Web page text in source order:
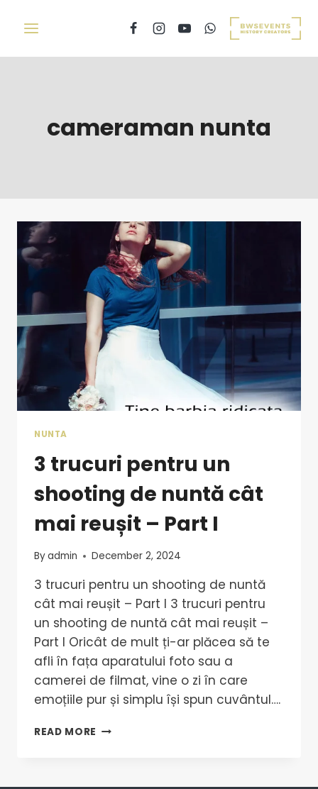
cameraman nunta
NUNTA
3 trucuri pentru un
shooting de nuntă cât
mai reușit – Part I
Byadmin December 2, 2024
3 trucuri pentru un shooting de nuntă
cât mai reușit – Part I 3 trucuri pentru
un shooting de nuntă cât mai reușit –
Part I Oricât de mult ți-ar plăcea să te
afli în fața aparatului foto sau a
camerei de filmat, vine o zi în care
emoțiile pur și simplu își spun cuvântul….
READ MORE